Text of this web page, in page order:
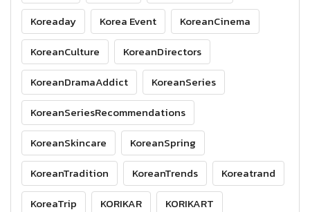
Koreaday
Korea Event
KoreanCinema
KoreanCulture
KoreanDirectors
KoreanDramaAddict
KoreanSeries
KoreanSeriesRecommendations
KoreanSkincare
KoreanSpring
KoreanTradition
KoreanTrends
Koreatrand
KoreaTrip
KORIKAR
KORIKART